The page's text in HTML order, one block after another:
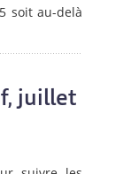
soit au-delà
juillet